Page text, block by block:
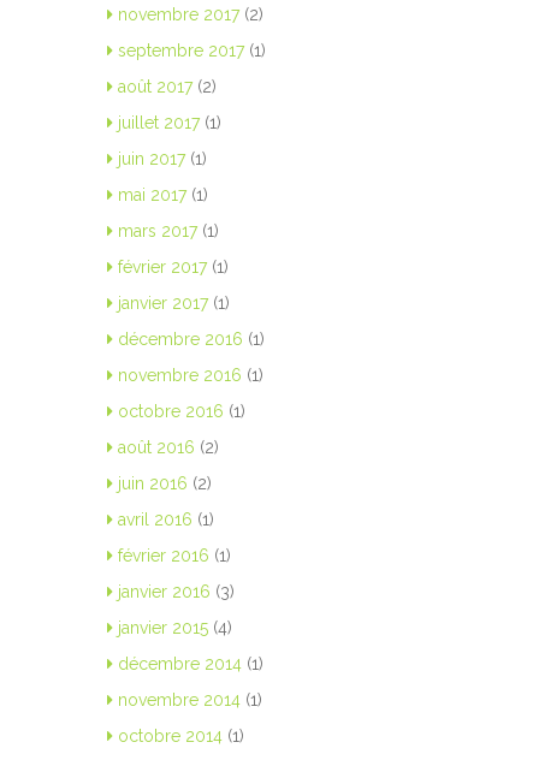
novembre 2017(2)
septembre 2017(1)
août 2017(2)
juillet 2017(1)
juin 2017(1)
mai 2017(1)
mars 2017(1)
février 2017(1)
janvier 2017(1)
décembre 2016 (1)
novembre 2016 (1)
octobre 2016 (1)
août 2016 (2)
juin 2016 (2)
avril 2016 (1)
février 2016 (1)
janvier 2016 (3)
janvier 2015 (4)
décembre 2014 (1)
novembre 2014 (1)
octobre 2014 (1)